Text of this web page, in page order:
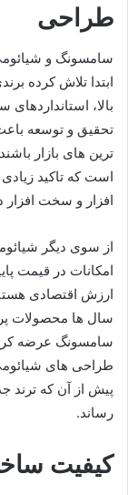
طراحی
سامسونگ و
ابتدا تلاش کرده
بالا،
تحقیق و توسعه
ترین های بازار
است که تاکید
افزار و سخت افزار
از سوی دیگر
امکانات در قیمت
ارزش اقتصادی
سامسونگ عرضه
طراحی های
پیش از آن که ترند
رساند.
کیفیت